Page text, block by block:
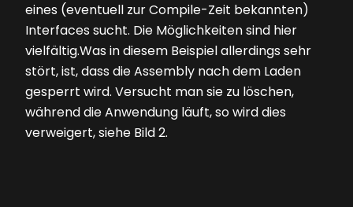
eines (eventuell zur Compile-Zeit bekannten)
Interfaces sucht. Die Möglichkeiten sind hier
vielfältig.Was in diesem Beispiel allerdings sehr
stört, ist, dass die Assembly nach dem Laden
gesperrt wird. Versucht man sie zu löschen,
während die Anwendung läuft, so wird dies
verweigert, siehe Bild 2.